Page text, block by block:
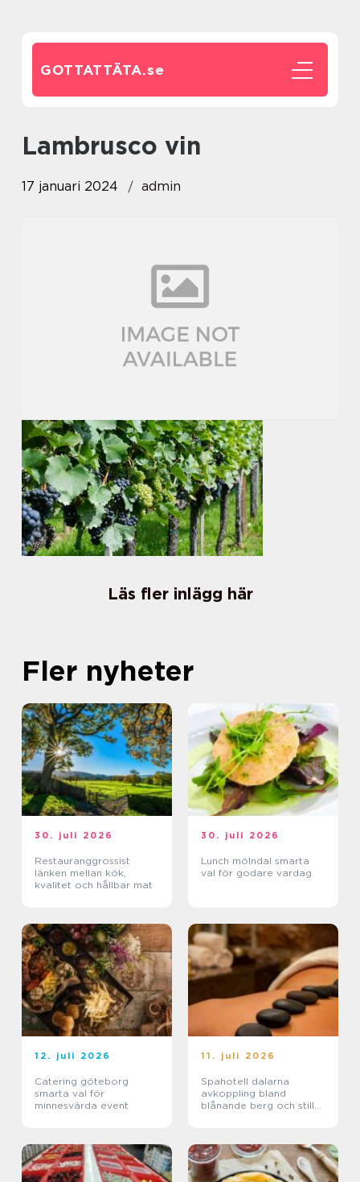
GOTTATTÄTA.se
lambrusco vin
17 januari 2024 admin
Läs fler inlägg här
Fler nyheter
30. juli 2026
Restauranggrossist
länken mellan kök,
kvalitet och hållbar mat
30. juli 2026
Lunch mölndal smarta
val för godare vardag
12. juli 2026
Catering göteborg
smarta val för
minnesvärda event
11. juli 2026
Spahotell dalarna
avkoppling bland
blånande berg och stilla